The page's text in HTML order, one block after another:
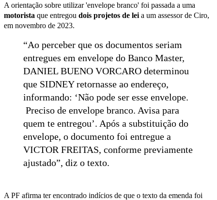
A orientação sobre utilizar 'envelope branco' foi passada a uma
motorista que entregou dois projetos de lei a um assessor de Ciro,
em novembro de 2023.
“Ao perceber que os documentos seriam
entregues em envelope do Banco Master,
DANIEL BUENO VORCARO determinou
que SIDNEY retornasse ao endereço,
informando: ‘Não pode ser esse envelope.
Preciso de envelope branco. Avisa para
quem te entregou’. Após a substituição do
envelope, o documento foi entregue a
VICTOR FREITAS, conforme previamente
ajustado”, diz o texto.
A PF afirma ter encontrado indícios de que o texto da emenda foi